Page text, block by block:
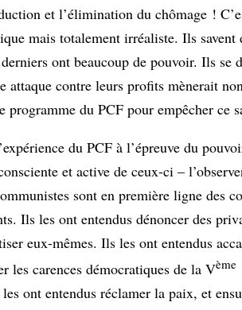
et l’élimination du chômage !
mais totalement irréaliste. Ils savent
ont beaucoup de pouvoir. Ils se
attaque contre leurs profits mènerait
du PCF pour empêcher ce
du PCF à l’épreuve du
et active de ceux-ci –
sont en première ligne des
Ils les ont entendus dénoncer des
eux-mêmes. Ils les ont entendus
les carences démocratiques de la Vème
ont entendus réclamer la paix, et